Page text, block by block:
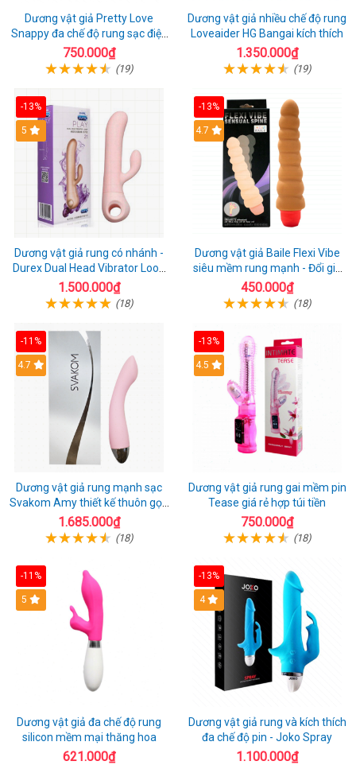
Dương vật giả Pretty Love
Snappy đa chế độ rung sạc điện
kích thích nữ
750.000₫
(19)
Dương vật giả nhiều chế độ rung
Loveaider HG Bangai kích thích
1.350.000₫
(19)
-13%
5
Dương vật giả rung có nhánh -
Durex Dual Head Vibrator Loop
21
1.500.000₫
(18)
-13%
4.7
Dương vật giả Baile Flexi Vibe
siêu mềm rung mạnh - Đổi gió
cuộc yêu mới
450.000₫
(18)
-11%
4.7
Dương vật giả rung mạnh sạc
Svakom Amy thiết kế thuôn gọn
dễ dùng
1.685.000₫
(18)
-13%
4.5
Dương vật giả rung gai mềm pin
Tease giá rẻ hợp túi tiền
750.000₫
(18)
-11%
5
Dương vật giả đa chế độ rung
silicon mềm mại thăng hoa
621.000₫
-13%
4
Dương vật giả rung và kích thích
đa chế độ pin - Joko Spray
1.100.000₫